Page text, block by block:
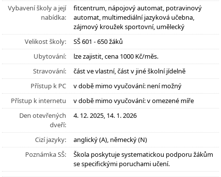
Vybavení školy a její
nabídka:
fitcentrum, nápojový automat, potravinový
automat, multimediální jazyková učebna,
zájmový kroužek sportovní, umělecký
Velikost školy:
SŠ 601 - 650 žáků
Ubytování:
lze zajistit, cena 1000 Kč/měs.
Stravování:
část ve vlastní, část v jiné školní jídelně
Přístup k PC
v době mimo vyučování: není možný
Přístup k internetu
v době mimo vyučování: v omezené míře
Den otevřených
dveří:
4. 12. 2025, 14. 1. 2026
Cizí jazyky:
anglický (A), německý (N)
Poznámka SŠ:
Škola poskytuje systematickou podporu žákům
se specifickými poruchami učení.